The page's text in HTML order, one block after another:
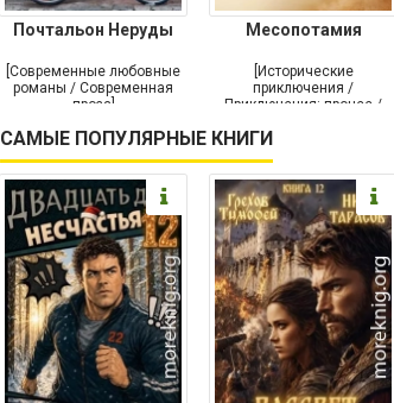
Почтальон Неруды
[Современные любовные
романы / Современная
проза]
Месопотамия
[Исторические
приключения /
Приключения: прочее /
Историческая проза]
САМЫЕ ПОПУЛЯРНЫЕ КНИГИ